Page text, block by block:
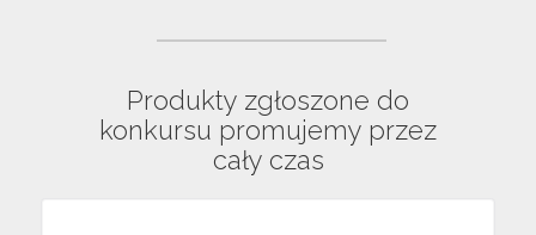
Produkty zgłoszone do
konkursu promujemy przez
cały czas